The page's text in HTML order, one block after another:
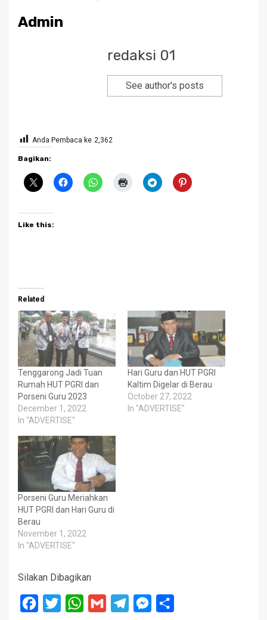
Admin
redaksi 01
See author's posts
Anda Pembaca ke 2,362
Bagikan:
Like this:
Related
Tenggarong Jadi Tuan
Rumah HUT PGRI dan
Porseni Guru 2023
December 1, 2022
In "ADVERTISE"
Hari Guru dan HUT PGRI
Kaltim Digelar di Berau
October 27, 2022
In "ADVERTISE"
Porseni Guru Meriahkan
HUT PGRI dan Hari Guru di
Berau
November 1, 2022
In "ADVERTISE"
Silakan Dibagikan
Facebook
Twitter WhatsApp
Gmail TelegramMessenger